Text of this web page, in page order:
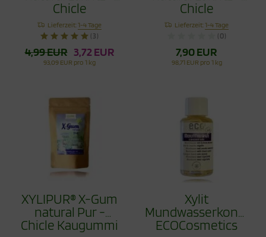
Chicle
Zahnpflegekaugummi
40g
Lieferzeit:1-4 Tage
(3)
4,99 EUR 3,72 EUR
93,09 EUR pro 1 kg
Chicle
80g
Lieferzeit:1-4 Tage
(0)
7,90 EUR
98,71 EUR pro 1 kg
XYLIPUR® X-Gum
natural Pur -
Chicle Kaugummi
Xylit
ECOCosmetics